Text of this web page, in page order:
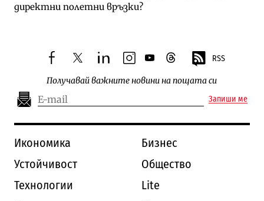
директни полетни връзки?
facebooktwitterlinkedininstagram
youtubethreads RSS
Получавай важните новини на пощата си
Запиши ме
Икономика
Бизнес
Устойчивост
Общество
Технологии
Lite